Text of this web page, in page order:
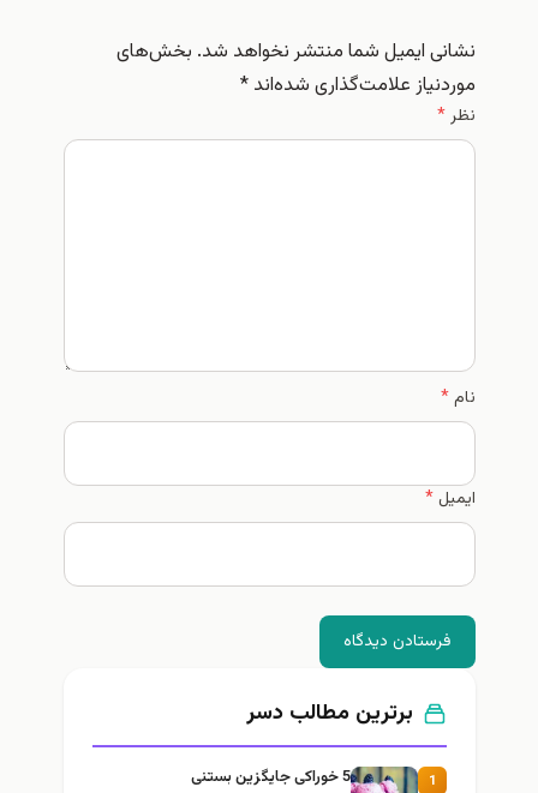
نشانی ایمیل شما منتشر نخواهد شد. بخش‌های
موردنیاز علامت‌گذاری شده‌اند*
نظر*
نام*
ایمیل*
فرستادن دیدگاه
برترین مطالب دسر
1 5 خوراکی جایگزین بستنی